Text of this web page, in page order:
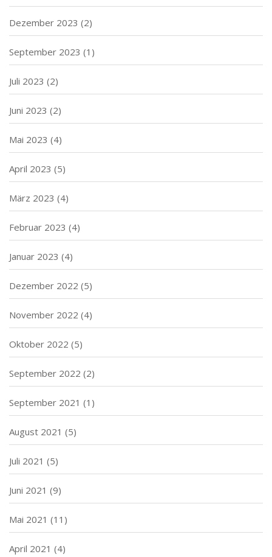
Dezember 2023 (2)
September 2023 (1)
Juli 2023 (2)
Juni 2023 (2)
Mai 2023 (4)
April 2023 (5)
März 2023 (4)
Februar 2023 (4)
Januar 2023 (4)
Dezember 2022 (5)
November 2022 (4)
Oktober 2022 (5)
September 2022 (2)
September 2021 (1)
August 2021 (5)
Juli 2021 (5)
Juni 2021 (9)
Mai 2021 (11)
April 2021 (4)